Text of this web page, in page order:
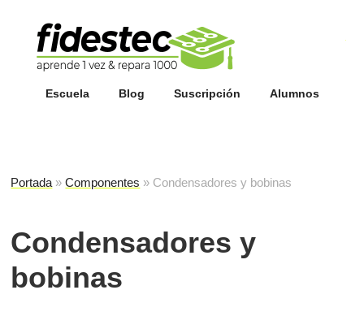
Escuela Blog Suscripción Alumnos
Portada »Componentes » Condensadores y bobinas
Condensadores y
bobinas